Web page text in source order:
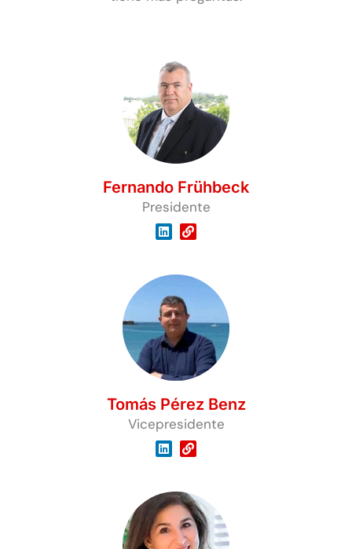
Fernando Frühbeck
Presidente
Tomás Pérez Benz
Vicepresidente